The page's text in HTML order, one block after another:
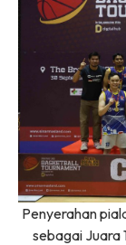
Penyerahan
sebagai Juara